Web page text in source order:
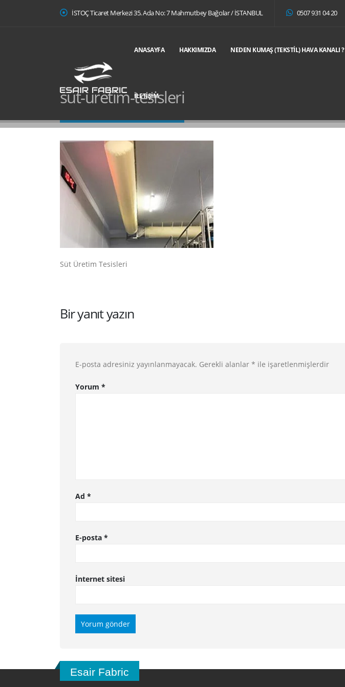
İSTOÇ Ticaret Merkezi 35. Ada No: 7 Mahmutbey Bağcılar / İSTANBUL 0507 931 04 20
ANASAYFA HAKKIMIZDA NEDEN KUMAŞ (TEKSTIL) HAVA KANALI ?
İLETIŞIM
sut-uretim-tesisleri
Süt Üretim Tesisleri
Bir yanıt yazın
E-posta adresiniz yayınlanmayacak. Gerekli alanlar * ile işaretlenmişlerdir
Yorum *
Ad *
E-posta *
İnternet sitesi
Esair Fabric